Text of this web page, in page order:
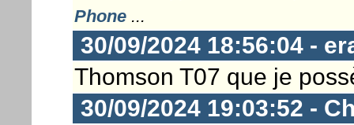
Phone...
30/09/2024 18:56:04 -
Thomson T07 que je
30/09/2024 19:03:52 -